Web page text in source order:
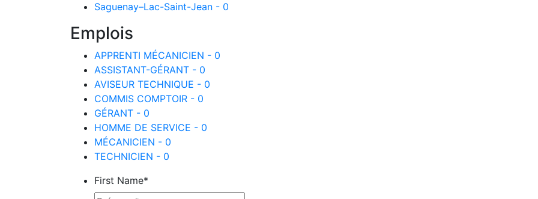
Saguenay–Lac-Saint-Jean - 0
Emplois
APPRENTI MÉCANICIEN - 0
ASSISTANT-GÉRANT - 0
AVISEUR TECHNIQUE - 0
COMMIS COMPTOIR - 0
GÉRANT - 0
HOMME DE SERVICE - 0
MÉCANICIEN - 0
TECHNICIEN - 0
First Name*